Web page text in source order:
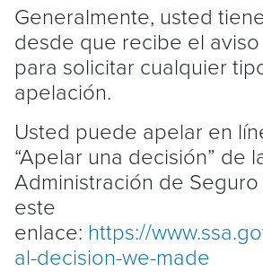
Generalmente, usted
desde que recibe el aviso
para solicitar cualquier
apelación.
Usted puede apelar en
“Apelar una decisión” de
Administración de
este
enlace: https://
al-decision-we-made